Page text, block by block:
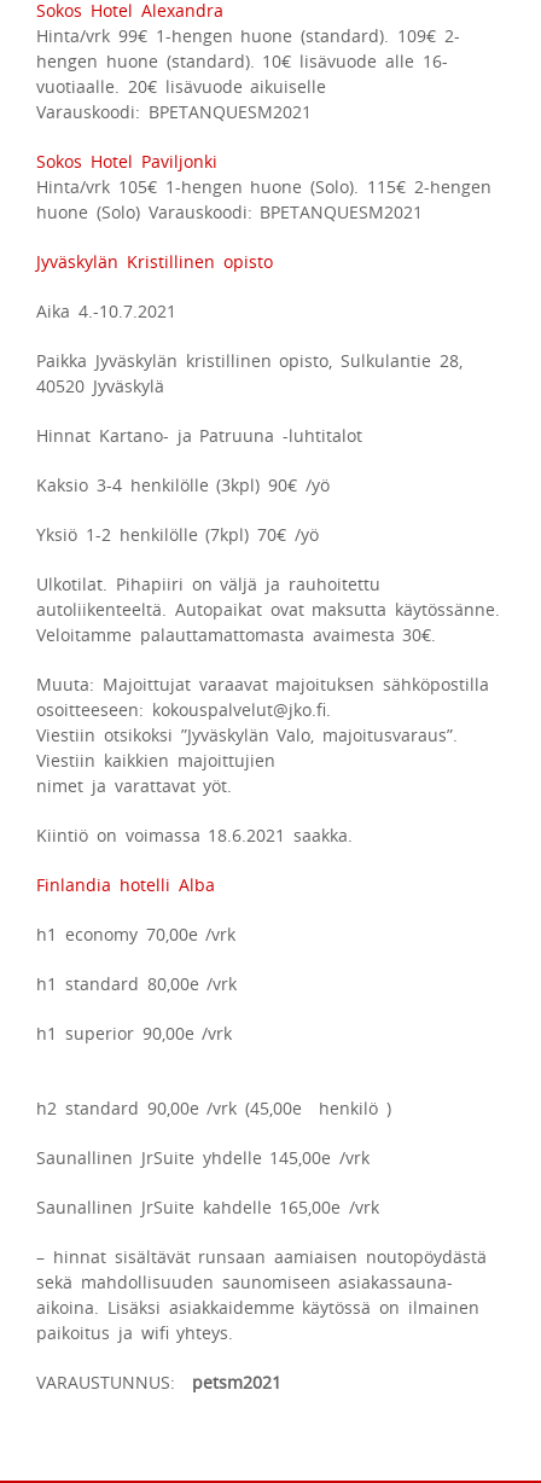
Sokos Hotel Alexandra
Hinta/vrk 99€ 1-hengen huone (standard). 109€ 2-
hengen huone (standard). 10€ lisävuode alle 16-
vuotiaalle. 20€ lisävuode aikuiselle
Varauskoodi: BPETANQUESM2021
Sokos Hotel Paviljonki
Hinta/vrk 105€ 1-hengen huone (Solo). 115€ 2-hengen
huone (Solo) Varauskoodi: BPETANQUESM2021
Jyväskylän Kristillinen opisto
Aika 4.-10.7.2021
Paikka Jyväskylän kristillinen opisto, Sulkulantie 28,
40520 Jyväskylä
Hinnat Kartano- ja Patruuna -luhtitalot
Kaksio 3-4 henkilölle (3kpl) 90€ /yö
Yksiö 1-2 henkilölle (7kpl) 70€ /yö
Ulkotilat. Pihapiiri on väljä ja rauhoitettu
autoliikenteeltä. Autopaikat ovat maksutta käytössänne.
Veloitamme palauttamattomasta avaimesta 30€.
Muuta: Majoittujat varaavat majoituksen sähköpostilla
osoitteeseen: kokouspalvelut@jko.fi.
Viestiin otsikoksi ”Jyväskylän Valo, majoitusvaraus”.
Viestiin kaikkien majoittujien
nimet ja varattavat yöt.
Kiintiö on voimassa 18.6.2021 saakka.
Finlandia hotelli Alba
h1 economy 70,00e /vrk
h1 standard 80,00e /vrk
h1 superior 90,00e /vrk
h2 standard 90,00e /vrk (45,00e henkilö )
Saunallinen JrSuite yhdelle 145,00e /vrk
Saunallinen JrSuite kahdelle 165,00e /vrk
– hinnat sisältävät runsaan aamiaisen noutopöydästä
sekä mahdollisuuden saunomiseen asiakassauna-
aikoina. Lisäksi asiakkaidemme käytössä on ilmainen
paikoitus ja wifi yhteys.
VARAUSTUNNUS: petsm2021